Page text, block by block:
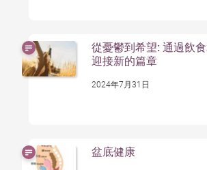
從憂鬱到希望: 通過飲
迎接新的篇章
2024年7月31日
盆底健康